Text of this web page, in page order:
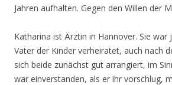
Jahren aufhalten. Gegen den Willen der
Katharina ist Ärztin in Hannover. Sie war
Vater der Kinder verheiratet, auch nach
sich beide zunächst gut arrangiert, im
war einverstanden, als er ihr vorschlug,